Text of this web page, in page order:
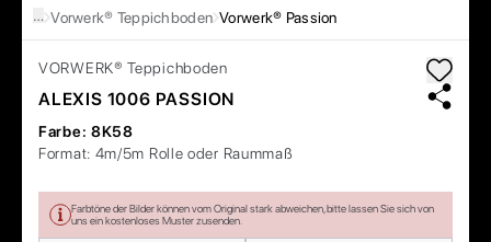
… Vorwerk® Teppichboden Vorwerk® Passion
VORWERK® Teppichboden
ALEXIS 1006 PASSION
Farbe: 8K58
Format: 4m/5m Rolle oder Raummaß
Farbtöne der Bilder können vom Original stark abweichen, bitte lassen Sie sich von
uns ein kostenloses Muster zusenden.